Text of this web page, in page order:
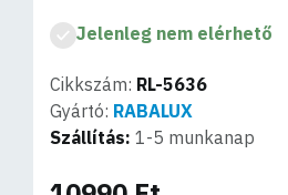
Jelenleg nem elérhető
Cikkszám: RL-5636
Gyártó: RABALUX
Szállítás: 1-5 munkanap